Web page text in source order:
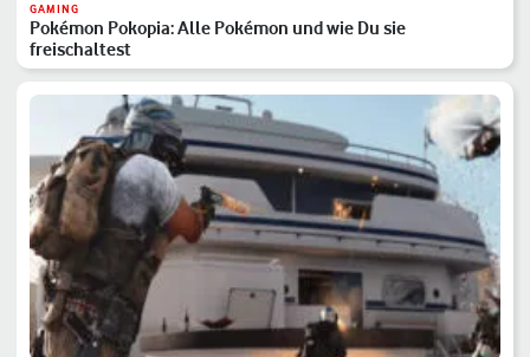
GAMING
Pokémon Pokopia: Alle Pokémon und wie Du sie
freischaltest